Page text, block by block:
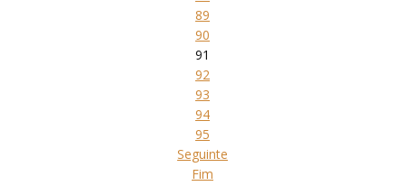
89
90
91
92
93
94
95
Seguinte
Fim